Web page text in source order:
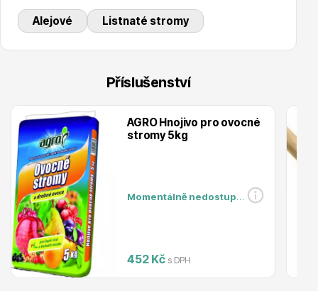
Trvalky
Bylinky do kuchyně
Živé ploty
Alejové Listnaté stromy
Příslušenství
AGRO Hnojivo pro ovocné
stromy 5kg
Momentálně nedostupné
452 Kč s DPH